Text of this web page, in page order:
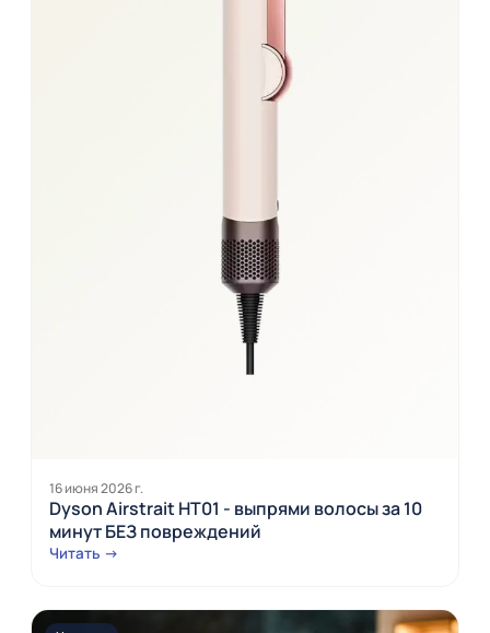
16 июня 2026 г.
Dyson Airstrait HT01 - выпрями волосы за 10
минут БЕЗ повреждений
Читать →